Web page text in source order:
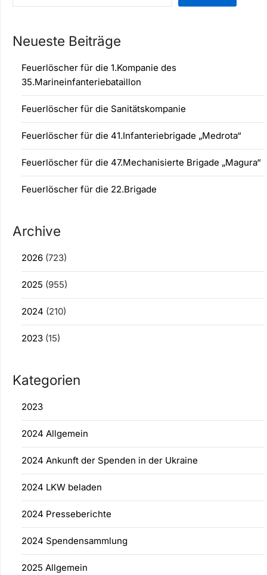
Neueste Beiträge
Feuerlöscher für die 1.Kompanie des
35.Marineinfanteriebataillon
Feuerlöscher für die Sanitätskompanie
Feuerlöscher für die 41.Infanteriebrigade „Medrota“
Feuerlöscher für die 47.Mechanisierte Brigade „Magura“
Feuerlöscher für die 22.Brigade
Archive
2026 (723)
2025 (955)
2024 (210)
2023 (15)
Kategorien
2023
2024 Allgemein
2024 Ankunft der Spenden in der Ukraine
2024 LKW beladen
2024 Presseberichte
2024 Spendensammlung
2025 Allgemein